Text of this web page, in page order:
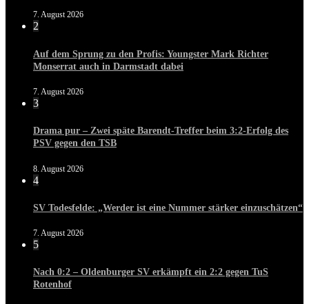
7. August 2026
2
Auf dem Sprung zu den Profis: Youngster Mark Richter
Monserrat auch in Darmstadt dabei
7. August 2026
3
Drama pur – Zwei späte Barendt-Treffer beim 3:2-Erfolg des
PSV gegen den TSB
8. August 2026
4
SV Todesfelde: „Werder ist eine Nummer stärker einzuschätzen“
7. August 2026
5
Nach 0:2 – Oldenburger SV erkämpft ein 2:2 gegen TuS
Rotenhof